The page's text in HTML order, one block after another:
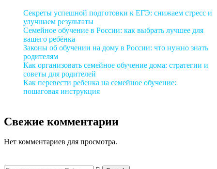
Секреты успешной подготовки к ЕГЭ: снижаем стресс и
улучшаем результаты
Семейное обучение в России: как выбрать лучшее для
вашего ребёнка
Законы об обучении на дому в России: что нужно знать
родителям
Как организовать семейное обучение дома: стратегии и
советы для родителей
Как перевести ребенка на семейное обучение:
пошаговая инструкция
Свежие комментарии
Нет комментариев для просмотра.